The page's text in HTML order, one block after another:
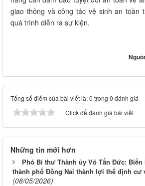
giao thông và công tác vệ sinh an toàn
quá trình diễn ra sự kiện.
Tổng số điểm của bài viết là: 0 trong 0 đánh giá
Click để đánh giá bài viết
Những tin mới hơn
Phó Bí thư Thành ủy Võ Tấn Đức:
thành phố Đồng Nai thành lợi thế định cư
(08/05/2026)